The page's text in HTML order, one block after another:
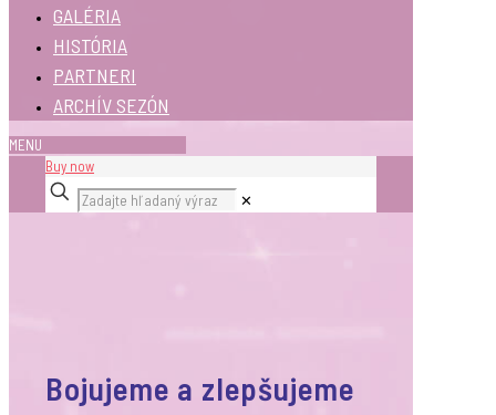
GALÉRIA
HISTÓRIA
PARTNERI
ARCHÍV SEZÓN
MENU
Buy now
✕
Bojujeme a zlepšujeme